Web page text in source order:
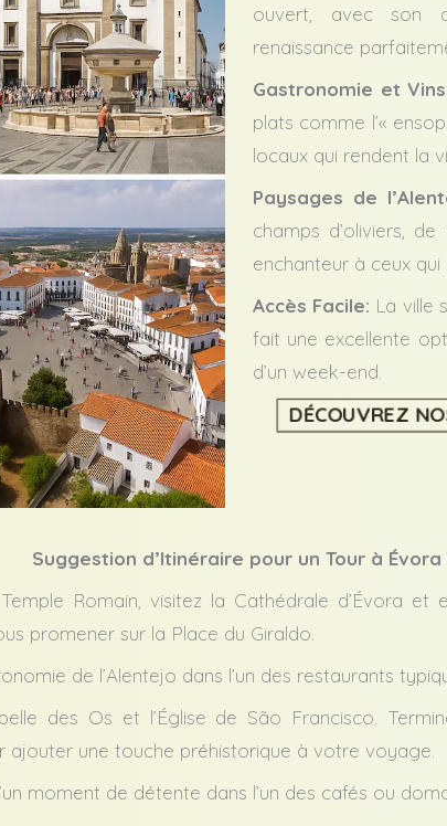
ouvert, avec son
renaissance
Gastronomie et
plats comme l’«
locaux qui rendent la
Paysages de
champs d’oliviers,
enchanteur à ceux
Accès Facile: La ville
fait une excellente
d’un week-end.
DÉCOUVREZ
Suggestion d’Itinéraire pour un Tour à Évora
Romain, visitez la Cathédrale d’Évora et
promener sur la Place du Giraldo.
de l’Alentejo dans l’un des restaurants
des Os et l’Église de São Francisco.
ajouter une touche préhistorique à votre voyage.
moment de détente dans l’un des cafés ou